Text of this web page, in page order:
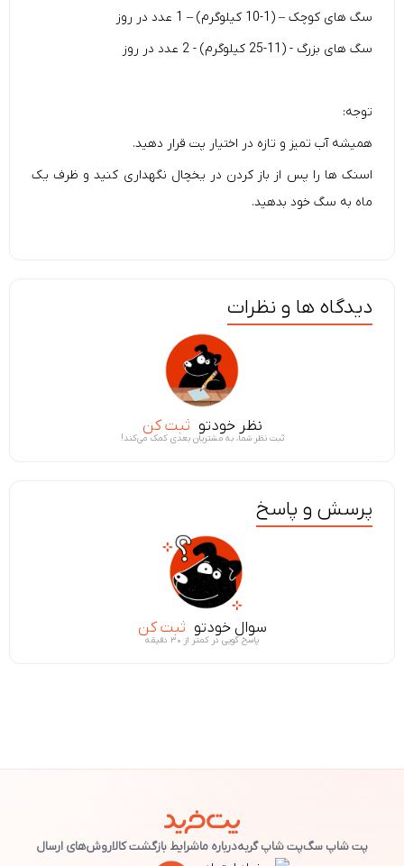
سگ های کوچک – (1-10 کیلوگرم) – 1 عدد در روز
سگ های بزرگ - (11-25 کیلوگرم) - 2 عدد در روز
توجه:
همیشه آب تمیز و تازه در اختیار پت قرار دهید.
اسنک ها را پس از باز کردن در یخچال نگهداری کنید و ظرف یک
ماه به سگ خود بدهید.
دیدگاه ها و نظرات
نظر خودتو ثبت کن
ثبت نظر شما، به مشتریان بعدی کمک می‌کند!
پرسش و پاسخ
سوال خودتو ثبت کن
پاسخ گویی در کمتر از ۳۰ دقیقه
پت شاپ سگپت شاپ گربهدرباره ماشرایط بازگشت کالاروش‌های ارسال